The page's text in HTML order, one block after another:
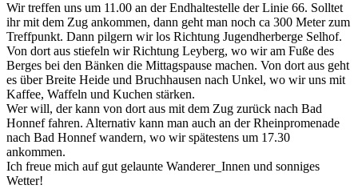
Wir treffen uns um 11.00 an der Endhaltestelle der Linie 66. Solltet
ihr mit dem Zug ankommen, dann geht man noch ca 300 Meter zum
Treffpunkt. Dann pilgern wir los Richtung Jugendherberge Selhof.
Von dort aus stiefeln wir Richtung Leyberg, wo wir am Fuße des
Berges bei den Bänken die Mittagspause machen. Von dort aus geht
es über Breite Heide und Bruchhausen nach Unkel, wo wir uns mit
Kaffee, Waffeln und Kuchen stärken.
Wer will, der kann von dort aus mit dem Zug zurück nach Bad
Honnef fahren. Alternativ kann man auch an der Rheinpromenade
nach Bad Honnef wandern, wo wir spätestens um 17.30
ankommen.
Ich freue mich auf gut gelaunte Wanderer_Innen und sonniges
Wetter!